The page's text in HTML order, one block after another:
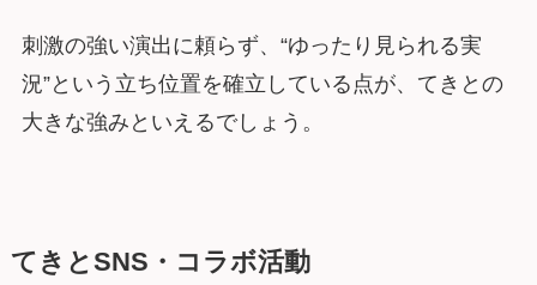
刺激の強い演出に頼らず、“ゆったり見られる実
況”という立ち位置を確立している点が、てきとの
大きな強みといえるでしょう。
てきとSNS・コラボ活動